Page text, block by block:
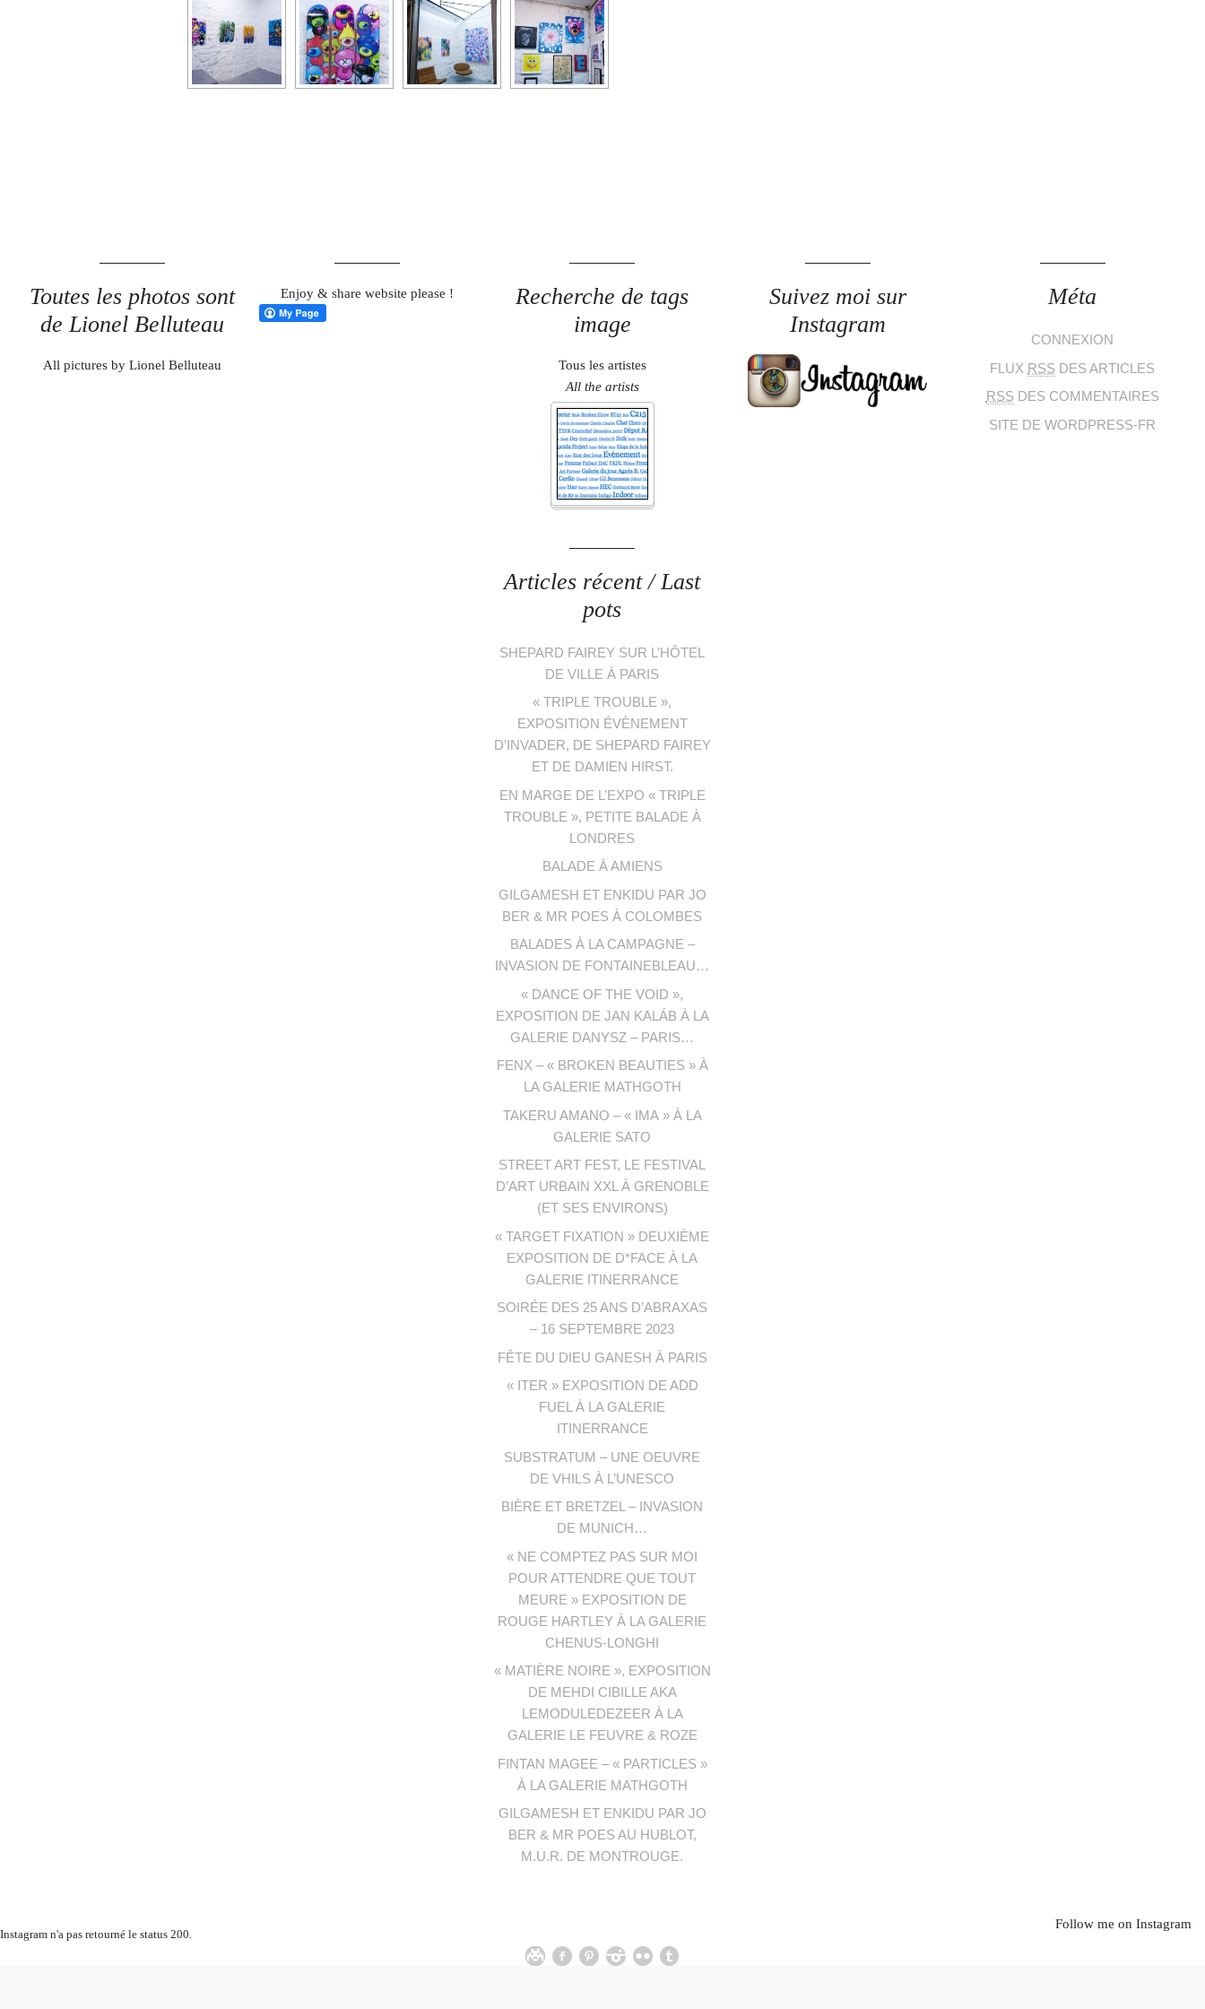
Toutes les photos sont
de Lionel Belluteau
All pictures by Lionel Belluteau
Enjoy & share website please !
Recherche de tags
image
Tous les artistes
All the artists
Suivez moi sur
Instagram
Méta
CONNEXION
FLUX RSS DES ARTICLES
RSS DES COMMENTAIRES
SITE DE WORDPRESS-FR
Articles récent / Last
pots
SHEPARD FAIREY SUR L’HÔTEL
DE VILLE À PARIS
« TRIPLE TROUBLE »,
EXPOSITION ÉVÈNEMENT
D’INVADER, DE SHEPARD FAIREY
ET DE DAMIEN HIRST.
EN MARGE DE L’EXPO « TRIPLE
TROUBLE », PETITE BALADE À
LONDRES
BALADE À AMIENS
GILGAMESH ET ENKIDU PAR JO
BER & MR POES À COLOMBES
BALADES À LA CAMPAGNE –
INVASION DE FONTAINEBLEAU…
« DANCE OF THE VOID »,
EXPOSITION DE JAN KALÁB À LA
GALERIE DANYSZ – PARIS…
FENX – « BROKEN BEAUTIES » À
LA GALERIE MATHGOTH
TAKERU AMANO – « IMA » À LA
GALERIE SATO
STREET ART FEST, LE FESTIVAL
D’ART URBAIN XXL À GRENOBLE
(ET SES ENVIRONS)
« TARGET FIXATION » DEUXIÈME
EXPOSITION DE D*FACE À LA
GALERIE ITINERRANCE
SOIRÉE DES 25 ANS D’ABRAXAS
– 16 SEPTEMBRE 2023
FÊTE DU DIEU GANESH À PARIS
« ITER » EXPOSITION DE ADD
FUEL À LA GALERIE
ITINERRANCE
SUBSTRATUM – UNE OEUVRE
DE VHILS À L’UNESCO
BIÈRE ET BRETZEL – INVASION
DE MUNICH…
« NE COMPTEZ PAS SUR MOI
POUR ATTENDRE QUE TOUT
MEURE » EXPOSITION DE
ROUGE HARTLEY À LA GALERIE
CHENUS-LONGHI
« MATIÈRE NOIRE », EXPOSITION
DE MEHDI CIBILLE AKA
LEMODULEDEZEER À LA
GALERIE LE FEUVRE & ROZE
FINTAN MAGEE – « PARTICLES »
À LA GALERIE MATHGOTH
GILGAMESH ET ENKIDU PAR JO
BER & MR POES AU HUBLOT,
M.U.R. DE MONTROUGE.
Instagram n'a pas retourné le status 200.
Follow me on Instagram